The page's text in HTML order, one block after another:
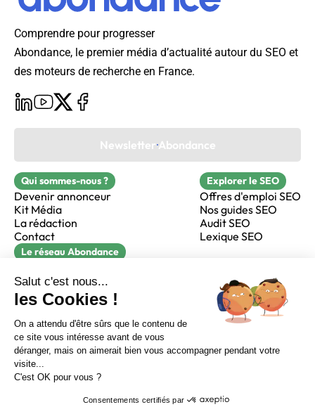
Sur LinkedIn Sur Youtube
Sur X Sur Facebook
Newsletter Abondance
Comprendre pour progresser
Abondance, le premier média d’actualité autour du SEO et
des moteurs de recherche en France.
Newsletter Abondance
Qui sommes-nous ?
Devenir annonceur
Kit Média
La rédaction
Contact
Explorer le SEO
Offres d'emploi SEO
Nos guides SEO
Audit SEO
Lexique SEO
Le réseau Abondance
Réacteur
alfie formation
CGV